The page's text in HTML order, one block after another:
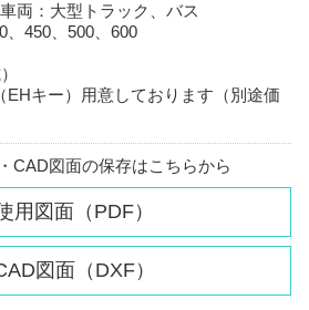
両：大型トラック、バス
、450、500、600
EHキー）用意しております（別途価
CAD図面の保存はこちらから
用図面（PDF）
図面（DXF）